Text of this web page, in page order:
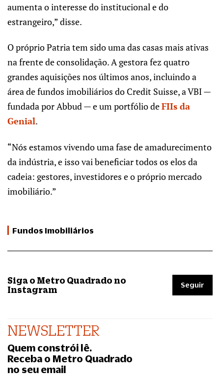
aumenta o interesse do institucional e do
estrangeiro,” disse.
O próprio Patria tem sido uma das casas mais ativas
na frente de consolidação. A gestora fez quatro
grandes aquisições nos últimos anos, incluindo a
área de fundos imobiliários do Credit Suisse, a VBI —
fundada por Abbud — e um portfólio deFIIs da
Genial.
“Nós estamos vivendo uma fase de amadurecimento
da indústria, e isso vai beneficiar todos os elos da
cadeia: gestores, investidores e o próprio mercado
imobiliário.”
Fundos Imobiliários
Siga o Metro Quadrado no
Instagram
Seguir
NEWSLETTER
Quem constrói lê.
Receba o Metro Quadrado
no seu email